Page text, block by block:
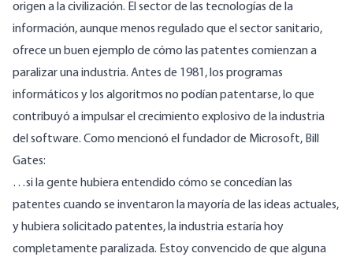
origen a la civilización. El sector de las tecnologías de la
información, aunque menos regulado que el sector sanitario,
ofrece un buen ejemplo de cómo las patentes comienzan a
paralizar una industria. Antes de 1981, los programas
informáticos y los algoritmos no podían patentarse, lo que
contribuyó a impulsar el crecimiento explosivo de la industria
del software. Como mencionó el fundador de Microsoft, Bill
Gates:
…si la gente hubiera entendido cómo se concedían las
patentes cuando se inventaron la mayoría de las ideas actuales,
y hubiera solicitado patentes, la industria estaría hoy
completamente paralizada. Estoy convencido de que alguna